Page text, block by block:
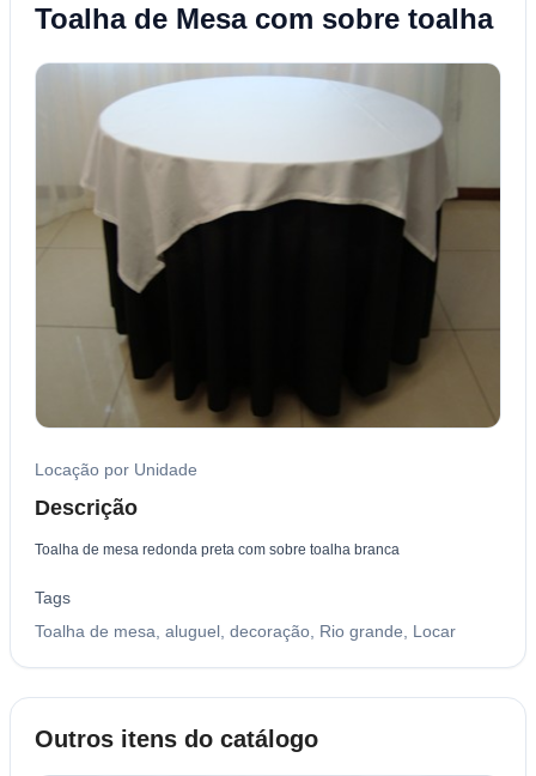
Toalha de Mesa com sobre toalha
Locação por Unidade
Descrição
Toalha de mesa redonda preta com sobre toalha branca
Tags
Toalha de mesa, aluguel, decoração, Rio grande, Locar
Outros itens do catálogo